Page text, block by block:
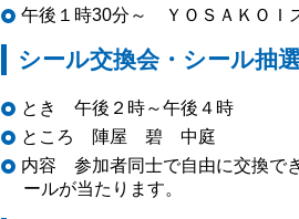
午後１時30分～ ＹＯＳＡＫＯＩ
シール交換会・シール抽
とき 午後２時～午後４時
ところ 陣屋 碧 中庭
内容 参加者同士で自由に交換で
ールが当たります。